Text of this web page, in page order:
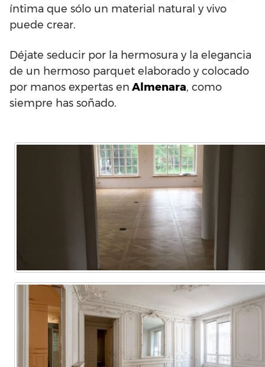
íntima que sólo un material natural y vivo
puede crear.
Déjate seducir por la hermosura y la elegancia
de un hermoso parquet elaborado y colocado
por manos expertas en Almenara, como
siempre has soñado.